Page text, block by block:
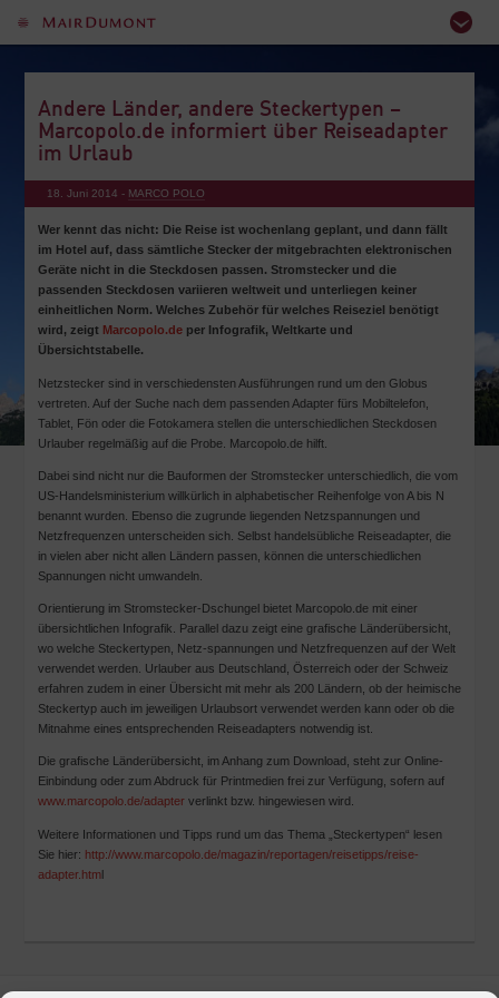
Andere Länder, andere Steckertypen –
Marcopolo.de informiert über Reiseadapter
im Urlaub
18. Juni 2014 - MARCO POLO
Wer kennt das nicht: Die Reise ist wochenlang geplant, und dann fällt
im Hotel auf, dass sämtliche Stecker der mitgebrachten elektronischen
Geräte nicht in die Steckdosen passen. Stromstecker und die
passenden Steckdosen variieren weltweit und unterliegen keiner
einheitlichen Norm. Welches Zubehör für welches Reiseziel benötigt
wird, zeigt Marcopolo.deper Infografik, Weltkarte und
Übersichtstabelle.
Netzstecker sind in verschiedensten Ausführungen rund um den Globus
vertreten. Auf der Suche nach dem passenden Adapter fürs Mobiltelefon,
Tablet, Fön oder die Fotokamera stellen die unterschiedlichen Steckdosen
Urlauber regelmäßig auf die Probe. Marcopolo.de hilft.
Dabei sind nicht nur die Bauformen der Stromstecker unterschiedlich, die vom
US-Handelsministerium willkürlich in alphabetischer Reihenfolge von A bis N
benannt wurden. Ebenso die zugrunde liegenden Netzspannungen und
Netzfrequenzen unterscheiden sich. Selbst handelsübliche Reiseadapter, die
in vielen aber nicht allen Ländern passen, können die unterschiedlichen
Spannungen nicht umwandeln.
Orientierung im Stromstecker-Dschungel bietet Marcopolo.de mit einer
übersichtlichen Infografik. Parallel dazu zeigt eine grafische Länderübersicht,
wo welche Steckertypen, Netz-spannungen und Netzfrequenzen auf der Welt
verwendet werden. Urlauber aus Deutschland, Österreich oder der Schweiz
erfahren zudem in einer Übersicht mit mehr als 200 Ländern, ob der heimische
Steckertyp auch im jeweiligen Urlaubsort verwendet werden kann oder ob die
Mitnahme eines entsprechenden Reiseadapters notwendig ist.
Die grafische Länderübersicht, im Anhang zum Download, steht zur Online-
Einbindung oder zum Abdruck für Printmedien frei zur Verfügung, sofern auf
www.marcopolo.de/adapterverlinkt bzw. hingewiesen wird.
Weitere Informationen und Tipps rund um das Thema „Steckertypen“ lesen
Sie hier: http://www.marcopolo.de/magazin/reportagen/reisetipps/reise-
adapter.html